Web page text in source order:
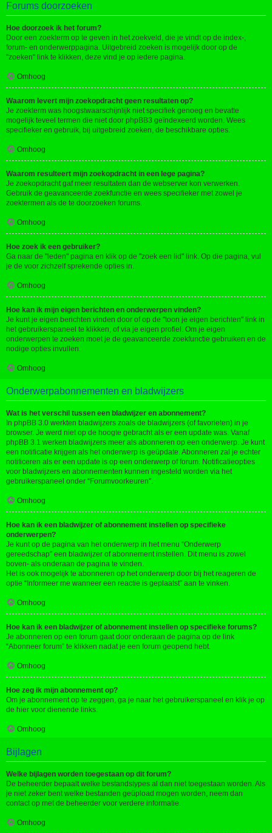
Forums doorzoeken
Hoe doorzoek ik het forum?
Door een zoekterm op te geven in het zoekveld, die je vindt op de index-,
forum- en onderwerppagina. Uitgebreid zoeken is mogelijk door op de
"zoeken" link te klikken, deze vind je op iedere pagina.
Omhoog
Waarom levert mijn zoekopdracht geen resultaten op?
Je zoekterm was hoogstwaarschijnlijk niet specifiek genoeg en bevatte
mogelijk teveel termen die niet door phpBB3 geïndexeerd worden. Wees
specifieker en gebruik, bij uitgebreid zoeken, de beschikbare opties.
Omhoog
Waarom resulteert mijn zoekopdracht in een lege pagina?
Je zoekopdracht gaf meer resultaten dan de webserver kon verwerken.
Gebruik de geavanceerde zoekfunctie en wees specifieker met zowel je
zoektermen als de te doorzoeken forums.
Omhoog
Hoe zoek ik een gebruiker?
Ga naar de "leden" pagina en klik op de "zoek een lid" link. Op die pagina, vul
je de voor zichzelf sprekende opties in.
Omhoog
Hoe kan ik mijn eigen berichten en onderwerpen vinden?
Je kunt je eigen berichten vinden door of op de "toon je eigen berichten" link in
het gebruikerspaneel te klikken, of via je eigen profiel. Om je eigen
onderwerpen te zoeken moet je de geavanceerde zoekfunctie gebruiken en de
nodige opties invullen.
Omhoog
Onderwerpabonnementen en bladwijzers
Wat is het verschil tussen een bladwijzer en abonnement?
In phpBB 3.0 werkten bladwijzers zoals de bladwijzers (of favorieten) in je
browser. Je werd niet op de hoogte gebracht als er een update was. Vanaf
phpBB 3.1 werken bladwijzers meer als abonneren op een onderwerp. Je kunt
een notificatie krijgen als het onderwerp is geüpdate. Abonneren zal je echter
notificeren als er een update is op een onderwerp of forum. Notificatieopties
voor bladwijzers en abonnementen kunnen ingesteld worden via het
gebruikerspaneel onder “Forumvoorkeuren”.
Omhoog
Hoe kan ik een bladwijzer of abonnement instellen op specifieke
onderwerpen?
Je kunt op de pagina van het onderwerp in het menu “Onderwerp
gereedschap” een bladwijzer of abonnement instellen. Dit menu is zowel
boven- als onderaan de pagina te vinden.
Het is ook mogelijk te abonneren op het onderwerp door bij het reageren de
optie “Informeer me wanneer een reactie is geplaatst” aan te vinken.
Omhoog
Hoe kan ik een bladwijzer of abonnement instellen op specifieke forums?
Je abonneren op een forum gaat door onderaan de pagina op de link
“Abonneer forum” te klikken nadat je een forum geopend hebt.
Omhoog
Hoe zeg ik mijn abonnement op?
Om je abonnement op te zeggen, ga je naar het gebruikerspaneel en klik je op
de hier voor dienende links.
Omhoog
Bijlagen
Welke bijlagen worden toegestaan op dit forum?
De beheerder bepaalt welke bestandstypes al dan niet toegestaan worden. Als
je niet zeker bent welke bestanden geüpload mogen worden, neem dan
contact op met de beheerder voor verdere informatie.
Omhoog